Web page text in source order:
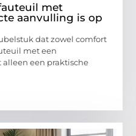
met
aanvulling is op
dat zowel comfort
met een
een praktische